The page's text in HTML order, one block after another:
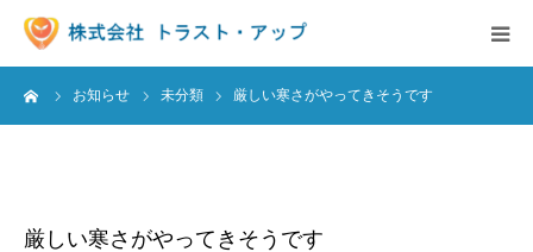
お知らせ 未分類 厳しい寒さがやってきそうです
厳しい寒さがやってきそうです
事業内容
お知らせ